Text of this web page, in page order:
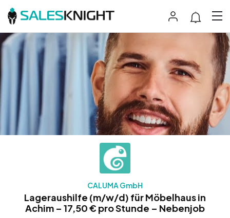
CALUMA GmbH
Lageraushilfe (m/w/d) für Möbelhaus in
Achim – 17,50 € pro Stunde – Nebenjob